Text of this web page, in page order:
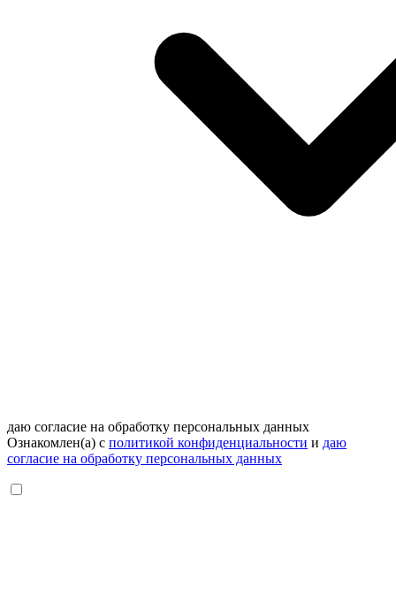
даю согласие на обработку персональных данных
Ознакомлен(а) с политикой конфиденциальности и даю
согласие на обработку персональных данных